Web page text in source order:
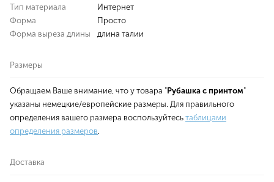
Тип материала
Интернет
Форма
Просто
Форма выреза длины
длина талии
Размеры
Обращаем Ваше внимание, что у товара "Рубашка с принтом"
указаны немецкие/европейские размеры. Для правильного
определения вашего размера воспользуйтесь таблицами
определения размеров.
Доставка